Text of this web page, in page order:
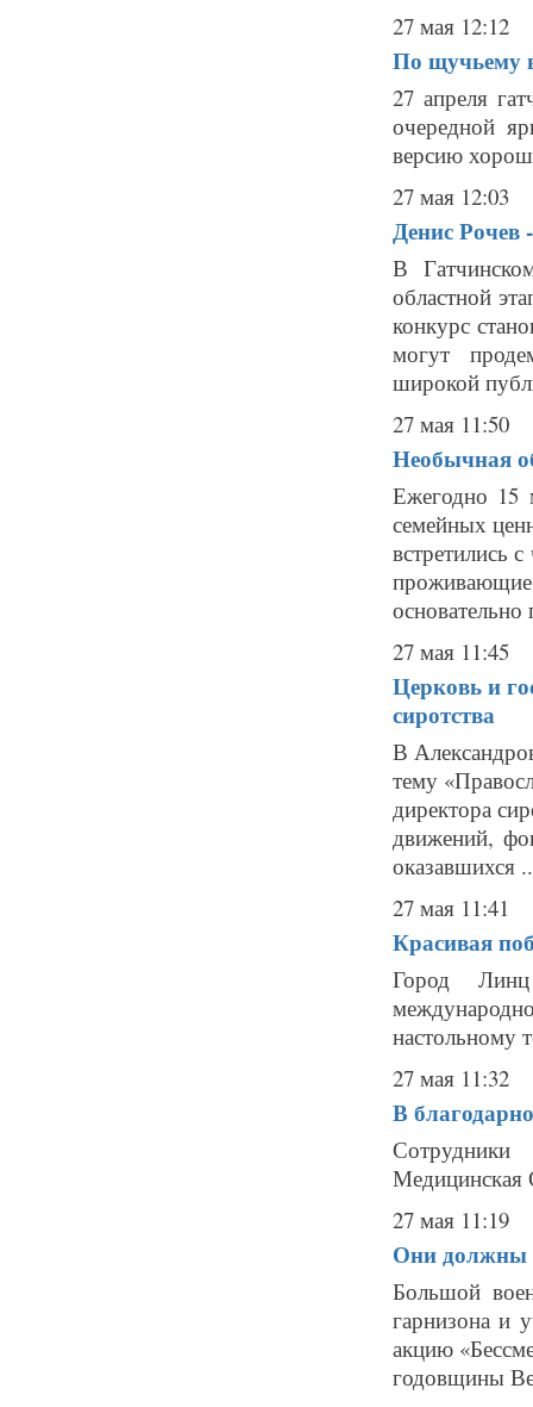
27 мая 12:12
По щучьему
27 апреля
очередной
версию
27 мая 12:03
Денис Рочев
В
областной
конкурс
могут
широкой
27 мая 11:50
Необычная
Ежегодно 15
семейных
встретились
основательно
27 мая 11:45
Церковь и
сиротства
В
тему
директора
движений,
оказавшихся
27 мая 11:41
Красивая
Город
настольному
27 мая 11:32
В
Медицинская
27 мая 11:19
Они должны
Большой
гарнизона и
акцию
годовщины